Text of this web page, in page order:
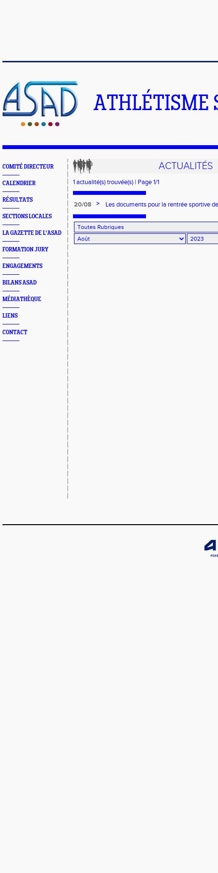
ATHLÉTISME
COMITÉ DIRECTEUR
CALENDRIER
RÉSULTATS
SECTIONS LOCALES
LA GAZETTE DE L'ASAD
FORMATION JURY
ENGAGEMENTS
BILANS ASAD
MÉDIATHÈQUE
LIENS
CONTACT
ACTUALITÉS
1 actualité(s) trouvée(s) | Page 1/1
20/08 >
Les documents pour la rentrée sportive